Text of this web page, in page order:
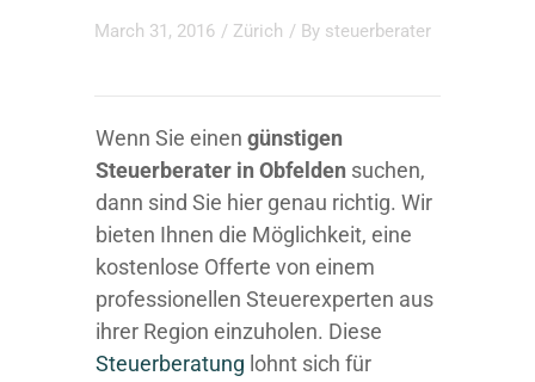
March 31, 2016 / Zürich / By steuerberater
Wenn Sie einen günstigen
Steuerberater in Obfelden suchen,
dann sind Sie hier genau richtig. Wir
bieten Ihnen die Möglichkeit, eine
kostenlose Offerte von einem
professionellen Steuerexperten aus
ihrer Region einzuholen. Diese
Steuerberatung lohnt sich für